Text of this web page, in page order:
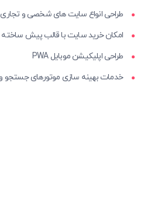
طراحی انواع سایت های شخصی و
امکان خرید سایت با قالب پیش ساخته
طراحی اپلیکیشن موبایل PWA
خدمات بهینه سازی موتورهای جستجو